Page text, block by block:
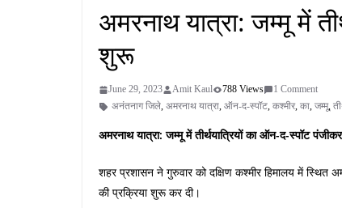
अमरनाथ यात्रा: जम्मू में
शुरू
June 29, 2023 Amit Kaul 788 Views
1 Comment
अनंतनाग जिले, अमरनाथ यात्रा, ऑन-द-स्पॉट, कश्मीर, का, जम्मू,
अमरनाथ यात्रा: जम्मू में तीर्थयात्रियों का ऑन-द-स्पॉट
शहर प्रशासन ने गुरुवार को दक्षिण कश्मीर हिमालय में स्थित
की प्रक्रिया शुरू कर दी।